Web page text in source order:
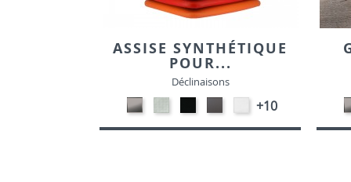
ASSISE SYNTHÉTIQUE
POUR...
Déclinaisons
CARBON
LOOK-
SIMILI
ALU-
SIMILI
NOIR-
SIMILI
GRIS-
SIMILI
EKOS
BLANC-
SIMILI
+10